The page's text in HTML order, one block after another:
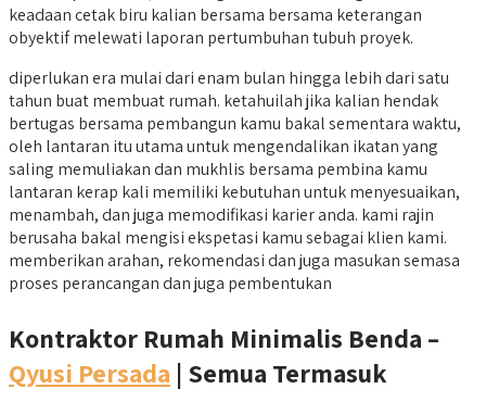
keadaan cetak biru kalian bersama bersama keterangan
obyektif melewati laporan pertumbuhan tubuh proyek.
diperlukan era mulai dari enam bulan hingga lebih dari satu
tahun buat membuat rumah. ketahuilah jika kalian hendak
bertugas bersama pembangun kamu bakal sementara waktu,
oleh lantaran itu utama untuk mengendalikan ikatan yang
saling memuliakan dan mukhlis bersama pembina kamu
lantaran kerap kali memiliki kebutuhan untuk menyesuaikan,
menambah, dan juga memodifikasi karier anda. kami rajin
berusaha bakal mengisi ekspetasi kamu sebagai klien kami.
memberikan arahan, rekomendasi dan juga masukan semasa
proses perancangan dan juga pembentukan
Kontraktor Rumah Minimalis Benda –
Qyusi Persada | Semua Termasuk